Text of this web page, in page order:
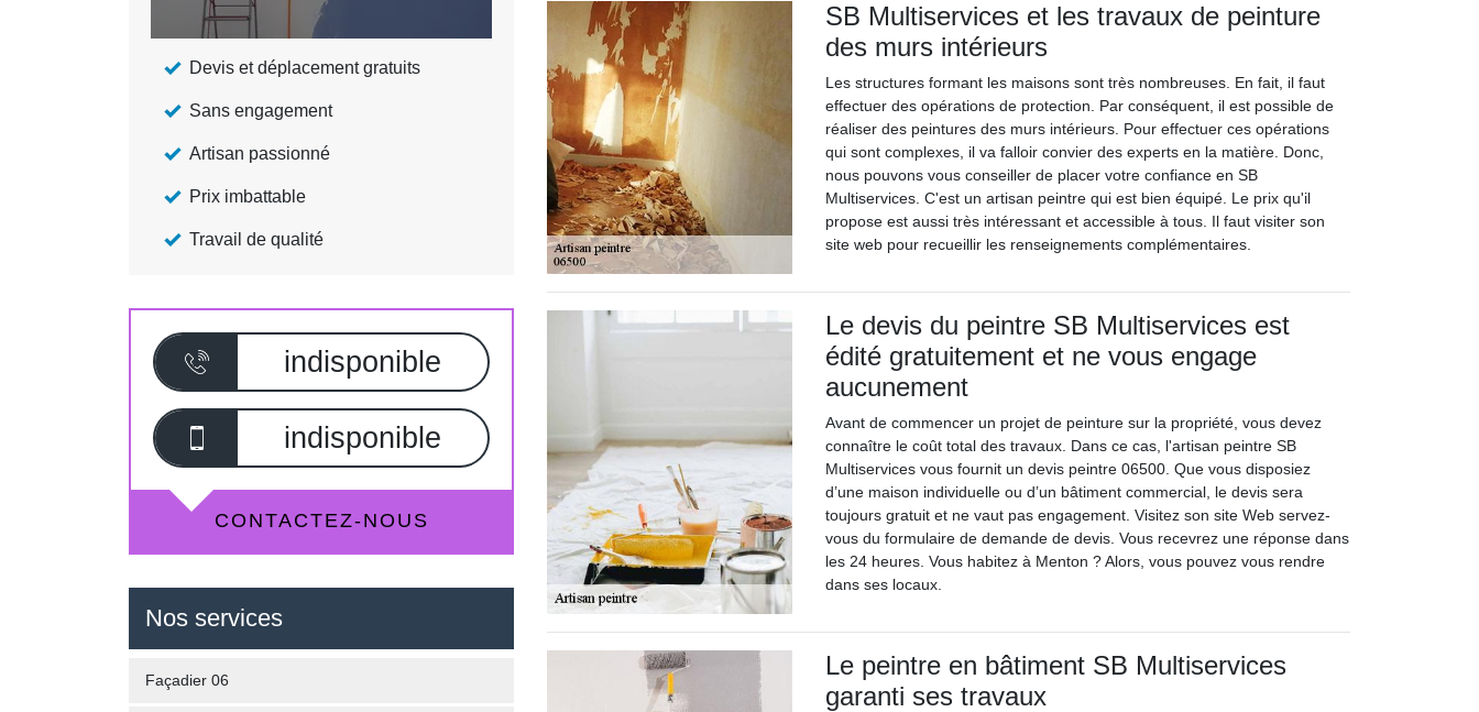
Devis et déplacement gratuits
Sans engagement
Artisan passionné
Prix imbattable
Travail de qualité
indisponible
indisponible
CONTACTEZ-NOUS
Nos services
Façadier 06
SB Multiservices et les travaux de peinture
des murs intérieurs
Les structures formant les maisons sont très nombreuses. En fait, il faut
effectuer des opérations de protection. Par conséquent, il est possible de
réaliser des peintures des murs intérieurs. Pour effectuer ces opérations
qui sont complexes, il va falloir convier des experts en la matière. Donc,
nous pouvons vous conseiller de placer votre confiance en SB
Multiservices. C'est un artisan peintre qui est bien équipé. Le prix qu'il
propose est aussi très intéressant et accessible à tous. Il faut visiter son
site web pour recueillir les renseignements complémentaires.
Le devis du peintre SB Multiservices est
édité gratuitement et ne vous engage
aucunement
Avant de commencer un projet de peinture sur la propriété, vous devez
connaître le coût total des travaux. Dans ce cas, l'artisan peintre SB
Multiservices vous fournit un devis peintre 06500. Que vous disposiez
d’une maison individuelle ou d’un bâtiment commercial, le devis sera
toujours gratuit et ne vaut pas engagement. Visitez son site Web servez-
vous du formulaire de demande de devis. Vous recevrez une réponse dans
les 24 heures. Vous habitez à Menton ? Alors, vous pouvez vous rendre
dans ses locaux.
Le peintre en bâtiment SB Multiservices
garanti ses travaux